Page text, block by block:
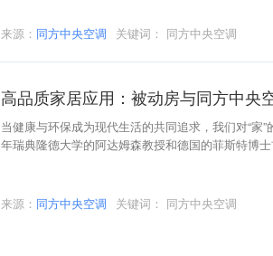
来源： 同方中央空调 关键词： 同方中央空调
高品质家居应用：被动房与同方中央
当健康与环保成为现代生活的共同追求，我们对“家
年瑞典隆德大学的阿达姆森教授和德国的菲斯特博
超低能耗建筑专用空调机组。
来源： 同方中央空调 关键词： 同方中央空调